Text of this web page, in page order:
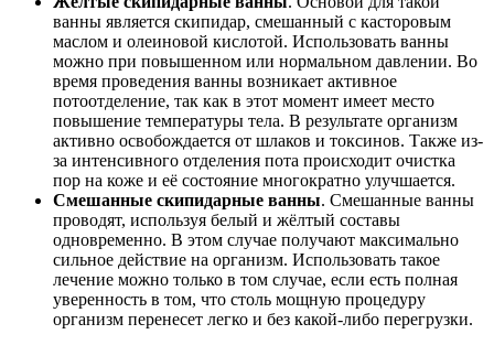
ванны является скипидар, смешанный с касторовым
маслом и олеиновой кислотой. Использовать ванны
можно при повышенном или нормальном давлении. Во
время проведения ванны возникает активное
потоотделение, так как в этот момент имеет место
повышение температуры тела. В результате организм
активно освобождается от шлаков и токсинов. Также из-
за интенсивного отделения пота происходит очистка
пор на коже и её состояние многократно улучшается.
Смешанные скипидарные ванны. Смешанные ванны
проводят, используя белый и жёлтый составы
одновременно. В этом случае получают максимально
сильное действие на организм. Использовать такое
лечение можно только в том случае, если есть полная
уверенность в том, что столь мощную процедуру
организм перенесет легко и без какой-либо перегрузки.